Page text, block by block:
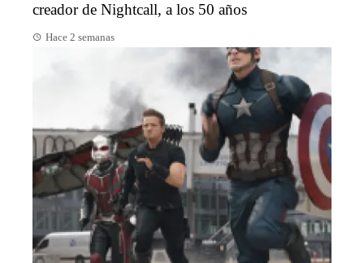
creador de Nightcall, a los 50 años
Hace 2 semanas